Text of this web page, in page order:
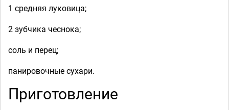
1 средняя луковица;
2 зубчика чеснока;
соль и перец;
панировочные сухари.
Приготовление